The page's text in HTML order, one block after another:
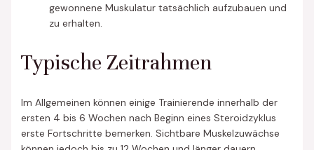
gewonnene Muskulatur tatsächlich aufzubauen und
zu erhalten.
Typische Zeitrahmen
Im Allgemeinen können einige Trainierende innerhalb der
ersten 4 bis 6 Wochen nach Beginn eines Steroidzyklus
erste Fortschritte bemerken. Sichtbare Muskelzuwächse